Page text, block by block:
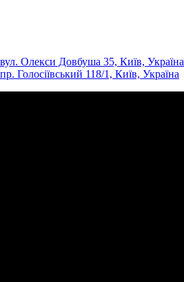
вул. Олекси Довбуша 35, Київ, Україна
пр. Голосіївський 118/1, Київ, Україна